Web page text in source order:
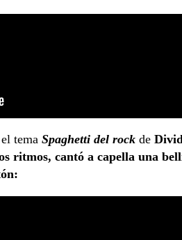
tema Spaghetti del rock de
ritmos, cantó a capella una